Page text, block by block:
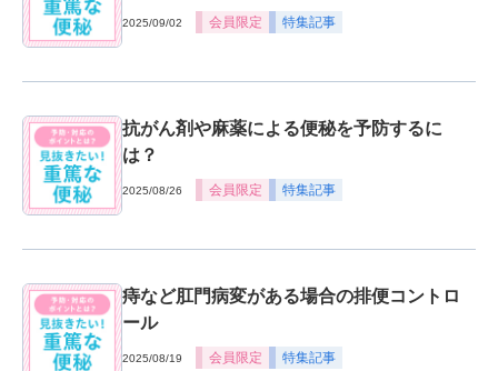
2025/09/02 会員限定 特集記事
抗がん剤や麻薬による便秘を予防するに
は？
2025/08/26 会員限定 特集記事
痔など肛門病変がある場合の排便コントロ
ール
2025/08/19 会員限定 特集記事